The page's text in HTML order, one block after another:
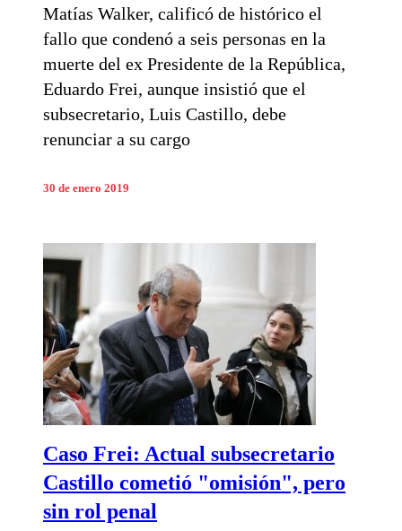
Matías Walker, calificó de histórico el
fallo que condenó a seis personas en la
muerte del ex Presidente de la República,
Eduardo Frei, aunque insistió que el
subsecretario, Luis Castillo, debe
renunciar a su cargo
30 de enero 2019
Caso Frei: Actual subsecretario
Castillo cometió "omisión", pero
sin rol penal